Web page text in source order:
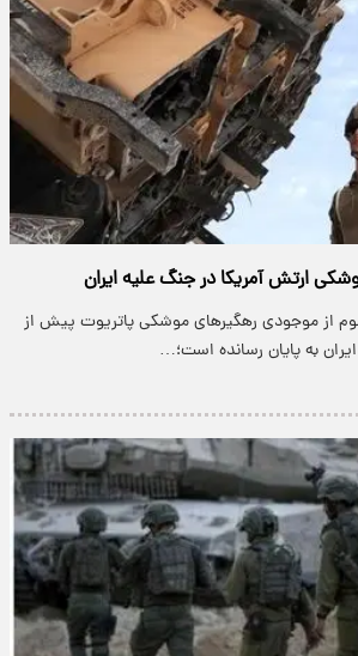
ارتش آمریکا در جنگ علیه ایران
از موجودی رهگیرهای موشکی پاتریوت پیش از
به پایان رسانده است؛…